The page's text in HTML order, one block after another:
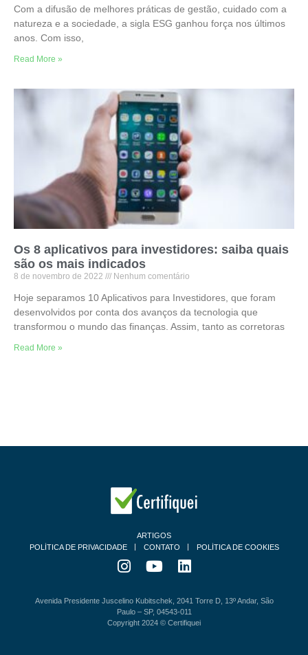
Com a difusão de melhores práticas de gestão, cuidado com a
natureza e a sociedade, a sigla ESG ganhou força nos últimos
anos. Com isso,
Read More »
Os 8 aplicativos para investidores: saiba quais
são os mais indicados
8 de novembro de 2022 Nenhum comentário
Hoje separamos 10 Aplicativos para Investidores, que foram
desenvolvidos por conta dos avanços da tecnologia que
transformou o mundo das finanças. Assim, tanto as corretoras
Read More »
ARTIGOS
POLÍTICA DE PRIVACIDADE
CONTATO POLÍTICA DE COOKIES
Avenida Presidente Juscelino Kubitschek, 2041 Torre D, 13º Andar, São
Paulo – SP, 04543-011
Copyright 2024 © Certifiquei